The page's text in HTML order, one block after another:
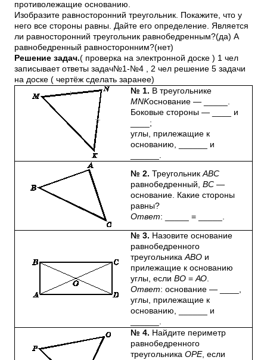
противолежащие основанию.
Изобразите равносторонний треугольник. Покажите, что у
него все стороны равны. Дайте его определение. Является
ли равносторонний треугольник равнобедренным?(да) А
равнобедренный равносторонним?(нет)
Решение задач.( проверка на электронной доске ) 1 чел
записывает ответы задач№1-№4 , 2 чел решение 5 задачи
на доске ( чертёж сделать заранее)
№ 1. В треугольнике
MNKоснование — _____.
Боковые стороны — ____ и
____;
углы, прилежащие к
основанию, ______ и
______.
№ 2. ТреугольникАВС
равнобедренный,ВС —
основание. Какие стороны
равны?
Ответ: _____ = _____.
№ 3. Назовите основание
равнобедренного
треугольникаАВО и
прилежащие к основанию
углы, еслиВО =АО.
Ответ: основание — ____,
углы, прилежащие к
основанию, ______ и
______.
№ 4. Найдите периметр
равнобедренного
треугольникаОРЕ, если